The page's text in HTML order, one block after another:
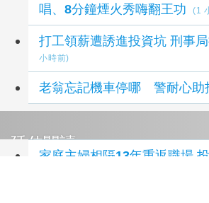
唱、8分鐘煙火秀嗨翻王功
(1
打工領薪遭誘
小時前)
老翁忘記機車停哪 警耐心助
延伸閱讀
家庭主婦相隔13年重返職場